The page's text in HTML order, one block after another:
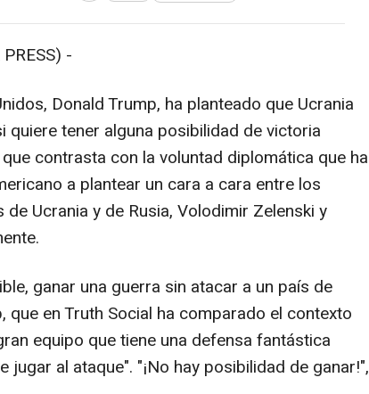
-
Donald Trump, ha planteado que Ucrania
quiere tener alguna posibilidad de victoria
contrasta con la voluntad diplomática que ha
a plantear un cara a cara entre los
Ucrania y de Rusia, Volodimir Zelenski y
ganar una guerra sin atacar a un país de
que en Truth Social ha comparado el contexto
equipo que tiene una defensa fantástica
jugar al ataque". "¡No hay posibilidad de ganar!",